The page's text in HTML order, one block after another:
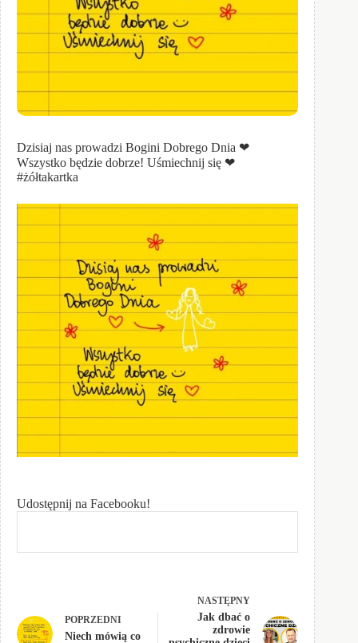
Dzisiaj nas prowadzi Bogini Dobrego Dnia ❤
Wszystko będzie dobrze! Uśmiechnij się ❤
#żółtakartka
Udostępnij na Facebooku!
POPRZEDNI
Niech mówią co
NASTĘPNY
Jak dbać o
zdrowie